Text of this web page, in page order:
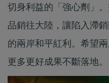
切身利益的「強心劑」
品銷往大陸，讓陷入滯
的兩岸和平紅利。希望
更多更好成果不斷落地。